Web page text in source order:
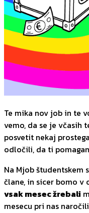
Te mika nov job in te
vemo, da se je včasih
posvetit nekaj
odločili, da ti
Na Mjob študentskem
člane, in sicer bomo
vsak mesec žrebali
mesecu pri nas